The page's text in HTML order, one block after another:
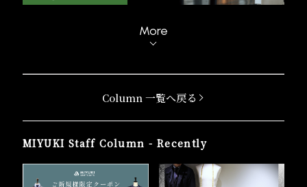
More
Column 一覧へ戻る
MIYUKI Staff Column - Recently